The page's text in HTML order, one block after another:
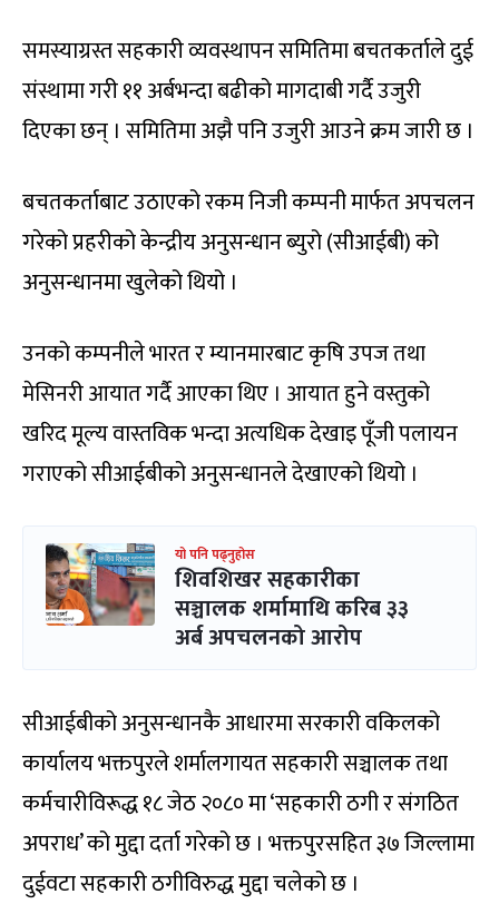
समस्याग्रस्त सहकारी व्यवस्थापन समितिमा बचतकर्ताले दुई
संस्थामा गरी ११ अर्बभन्दा बढीको मागदाबी गर्दै उजुरी
दिएका छन् । समितिमा अझै पनि उजुरी आउने क्रम जारी छ ।
बचतकर्ताबाट उठाएको रकम निजी कम्पनी मार्फत अपचलन
गरेको प्रहरीको केन्द्रीय अनुसन्धान ब्युरो (सीआईबी) को
अनुसन्धानमा खुलेको थियो ।
उनको कम्पनीले भारत र म्यानमारबाट कृषि उपज तथा
मेसिनरी आयात गर्दै आएका थिए । आयात हुने वस्तुको
खरिद मूल्य वास्तविक भन्दा अत्यधिक देखाइ पूँजी पलायन
गराएको सीआईबीको अनुसन्धानले देखाएको थियो ।
यो पनि पढ्नुहोस
शिवशिखर सहकारीका
सञ्चालक शर्मामाथि करिब ३३
अर्ब अपचलनको आरोप
सीआईबीको अनुसन्धानकै आधारमा सरकारी वकिलको
कार्यालय भक्तपुरले शर्मालगायत सहकारी सञ्चालक तथा
कर्मचारीविरूद्ध १८ जेठ २०८० मा ‘सहकारी ठगी र संगठित
अपराध’ को मुद्दा दर्ता गरेको छ । भक्तपुरसहित ३७ जिल्लामा
दुईवटा सहकारी ठगीविरुद्ध मुद्दा चलेको छ ।